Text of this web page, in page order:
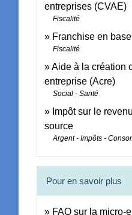
entreprises (CVAE)
Fiscalité
Franchise en
Fiscalité
Aide à la création
entreprise (Acre)
Social - Santé
Impôt sur le
source
Argent - Impôts -
Pour en savoir plus
FAQ sur la micro-